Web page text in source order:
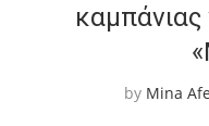
by Mina